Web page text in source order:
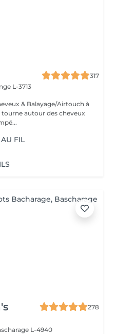
317
L-3713
& Balayage/Airtouch à
compé...
FIL
278
L-4940